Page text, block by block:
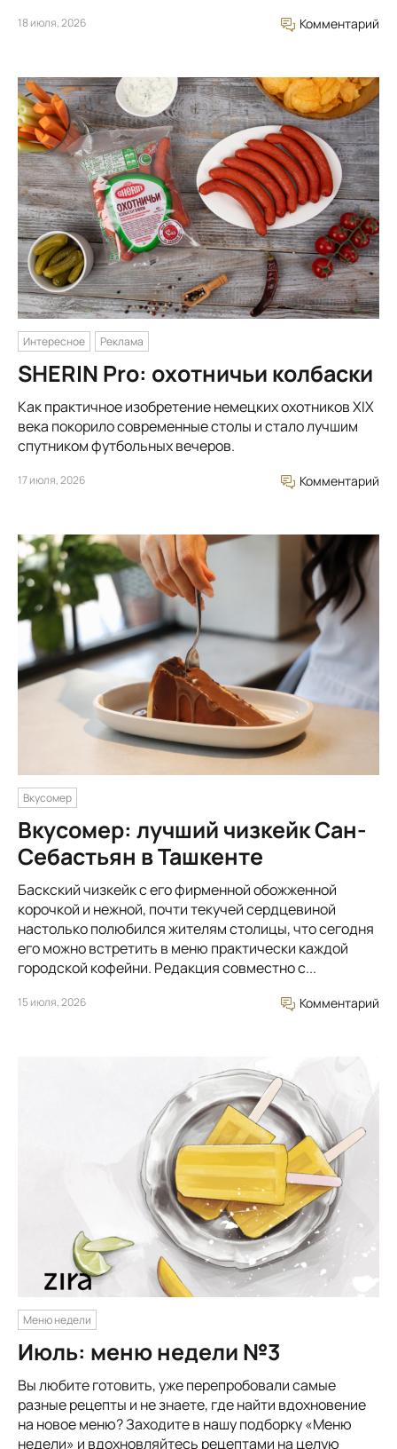
18 июля, 2026 Комментарий
Интересное Реклама
SHERIN Pro: охотничьи колбаски
Как практичное изобретение немецких охотников XIX
века покорило современные столы и стало лучшим
спутником футбольных вечеров.
17 июля, 2026 Комментарий
Вкусомер
Вкусомер: лучший чизкейк Сан-
Себастьян в Ташкенте
Баскский чизкейк с его фирменной обожженной
корочкой и нежной, почти текучей сердцевиной
настолько полюбился жителям столицы, что сегодня
его можно встретить в меню практически каждой
городской кофейни. Редакция совместно с...
15 июля, 2026 Комментарий
Меню недели
Июль: меню недели №3
Вы любите готовить, уже перепробовали самые
разные рецепты и не знаете, где найти вдохновение
на новое меню? Заходите в нашу подборку «Меню
недели» и вдохновляйтесь рецептами на целую